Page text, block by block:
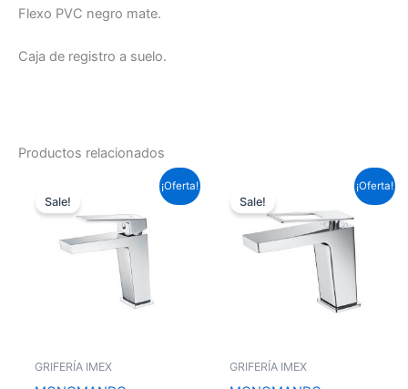
Flexo PVC negro mate.
Caja de registro a suelo.
Productos relacionados
¡Oferta!
Sale!
GRIFERÍA IMEX
original
era:
87,12 €.
precio
es:
64,49 €.
¡Oferta!
Sale!
GRIFERÍA IMEX
original
era:
99,22 €.
precio
es:
73,45 €.